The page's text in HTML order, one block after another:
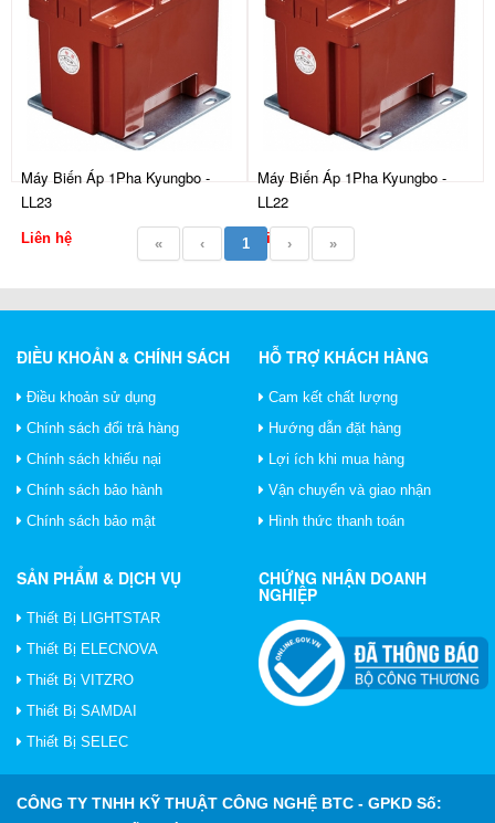
Máy Biến Áp 1Pha Kyungbo -
LL23
Liên hệ
Máy Biến Áp 1Pha Kyungbo -
LL22
Liên hệ
« ‹ 1 › »
ĐIỀU KHOẢN & CHÍNH SÁCH
Điều khoản sử dụng
Chính sách đổi trả hàng
Chính sách khiếu nại
Chính sách bảo hành
Chính sách bảo mật
HỖ TRỢ KHÁCH HÀNG
Cam kết chất lượng
Hướng dẫn đặt hàng
Lợi ích khi mua hàng
Vận chuyển và giao nhận
Hình thức thanh toán
SẢN PHẨM & DỊCH VỤ
Thiết Bị LIGHTSTAR
Thiết Bị ELECNOVA
Thiết Bị VITZRO
Thiết Bị SAMDAI
Thiết Bị SELEC
CHỨNG NHẬN DOANH
NGHIỆP
CÔNG TY TNHH KỸ THUẬT CÔNG NGHỆ BTC - GPKD Số: